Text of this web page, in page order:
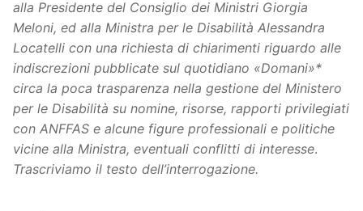
alla Presidente del Consiglio dei Ministri Giorgia
Meloni, ed alla Ministra per le Disabilità Alessandra
Locatelli con una richiesta di chiarimenti riguardo alle
indiscrezioni pubblicate sul quotidiano «Domani»*
circa la poca trasparenza nella gestione del Ministero
per le Disabilità su nomine, risorse, rapporti privilegiati
con ANFFAS e alcune figure professionali e politiche
vicine alla Ministra, eventuali conflitti di interesse.
Trascriviamo il testo dell’interrogazione.